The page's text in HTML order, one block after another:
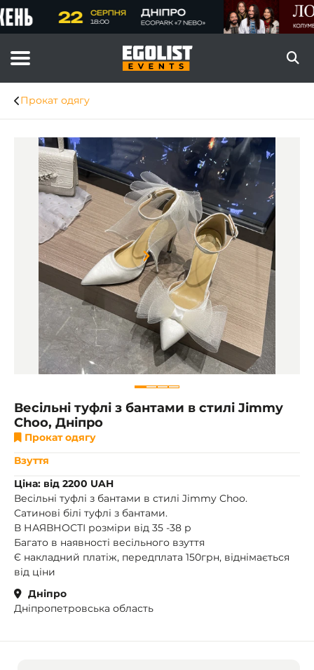
Прокат одягу
Item
1
of
Весільні туфлі з бантами в стилі Jimmy
Choo, Дніпро
Прокат одягу
Взуття
Ціна: від 2200 UAH
Весільні туфлі з бантами в стилі Jimmy Choo.
Сатинові білі туфлі з бантами.
В НАЯВНОСТІ розміри від 35 -38 р
Багато в наявності весільного взуття
Є накладний платіж, передплата 150грн, віднімається
від ціни
Дніпро
Дніпропетровська область